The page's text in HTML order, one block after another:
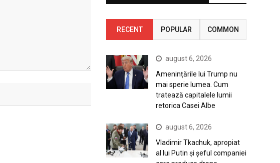
RECENT POPULAR COMMON
august 6, 2026
Amenințările lui Trump nu
mai sperie lumea. Cum
tratează capitalele lumii
retorica Casei Albe
august 6, 2026
Vladimir Tkachuk, apropiat
al lui Putin și șeful companiei